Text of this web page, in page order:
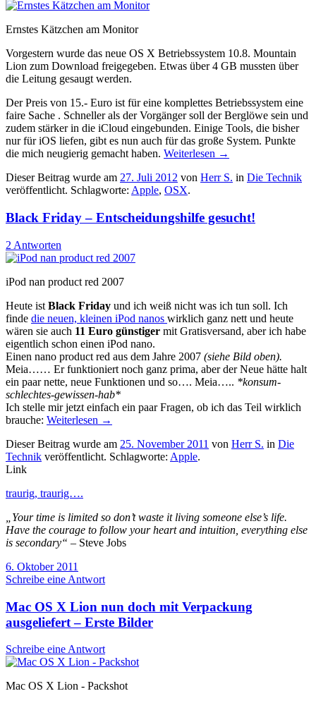
Ernstes Kätzchen am Monitor
Vorgestern wurde das neue OS X Betriebssystem 10.8. Mountain
Lion zum Download freigegeben. Etwas über 4 GB mussten über
die Leitung gesaugt werden.
Der Preis von 15.- Euro ist für eine komplettes Betriebssystem eine
faire Sache . Schneller als der Vorgänger soll der Berglöwe sein und
zudem stärker in die iCloud eingebunden. Einige Tools, die bisher
nur für iOS liefen, gibt es nun auch für das große System. Punkte
die mich neugierig gemacht haben. Weiterlesen →
Dieser Beitrag wurde am 27. Juli 2012 von Herr S. in Die Technik
veröffentlicht. Schlagworte: Apple, OSX.
Black Friday – Entscheidungshilfe gesucht!
2 Antworten
iPod nan product red 2007
Heute ist Black Friday und ich weiß nicht was ich tun soll. Ich
finde die neuen, kleinen iPod nanos wirklich ganz nett und heute
wären sie auch 11 Euro günstiger mit Gratisversand, aber ich habe
eigentlich schon einen iPod nano.
Einen nano product red aus dem Jahre 2007 (siehe Bild oben).
Meia…… Er funktioniert noch ganz prima, aber der Neue hätte halt
ein paar nette, neue Funktionen und so…. Meia….. *konsum-
schlechtes-gewissen-hab*
Ich stelle mir jetzt einfach ein paar Fragen, ob ich das Teil wirklich
brauche: Weiterlesen →
Dieser Beitrag wurde am 25. November 2011 von Herr S. in Die
Technik veröffentlicht. Schlagworte: Apple.
Link
traurig, traurig….
„Your time is limited so don’t waste it living someone else’s life.
Have the courage to follow your heart and intuition, everything else
is secondary“ – Steve Jobs
6. Oktober 2011
Schreibe eine Antwort
Mac OS X Lion nun doch mit Verpackung
ausgeliefert – Erste Bilder
Schreibe eine Antwort
Mac OS X Lion - Packshot